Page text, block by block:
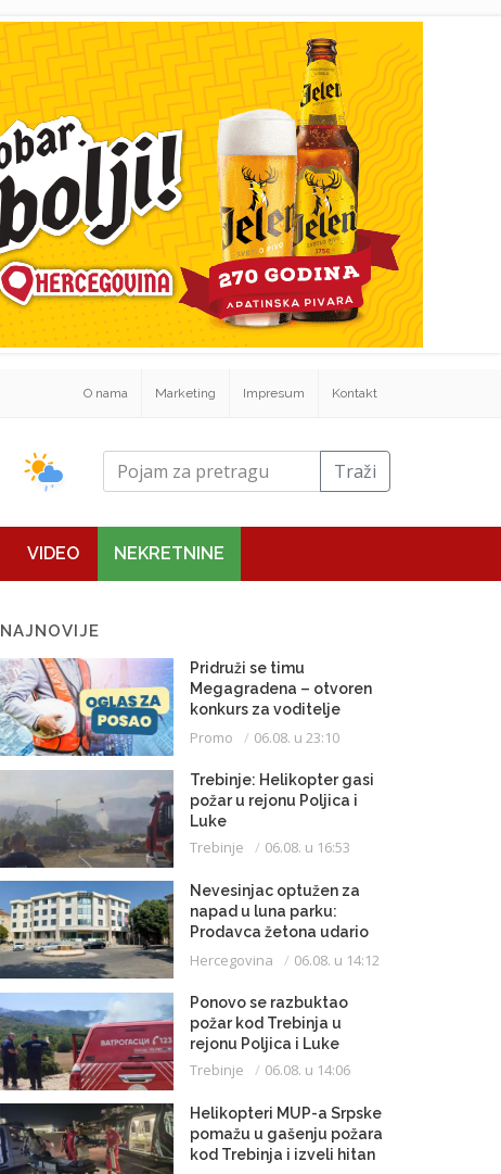
O nama Marketing Impresum Kontakt
Traži
VIDEO NEKRETNINE
NAJNOVIJE
Pridruži se timu
Megagradena – otvoren
konkurs za voditelje
gradilišta
Promo 06.08. u 23:10
Trebinje: Helikopter gasi
požar u rejonu Poljica i
Luke
Trebinje 06.08. u 16:53
Nevesinjac optužen za
napad u luna parku:
Prodavca žetona udario
mikrofonom u glavu
Hercegovina 06.08. u 14:12
Ponovo se razbuktao
požar kod Trebinja u
rejonu Poljica i Luke
Trebinje 06.08. u 14:06
Helikopteri MUP-a Srpske
pomažu u gašenju požara
kod Trebinja i izveli hitan